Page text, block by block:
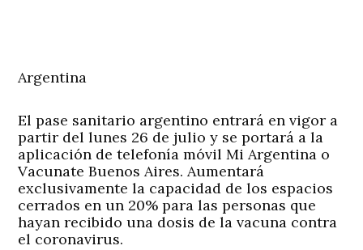
Argentina
El pase sanitario argentino entrará en vigor a
partir del lunes 26 de julio y se portará a la
aplicación de telefonía móvil Mi Argentina o
Vacunate Buenos Aires. Aumentará
exclusivamente la capacidad de los espacios
cerrados en un 20% para las personas que
hayan recibido una dosis de la vacuna contra
el coronavirus.